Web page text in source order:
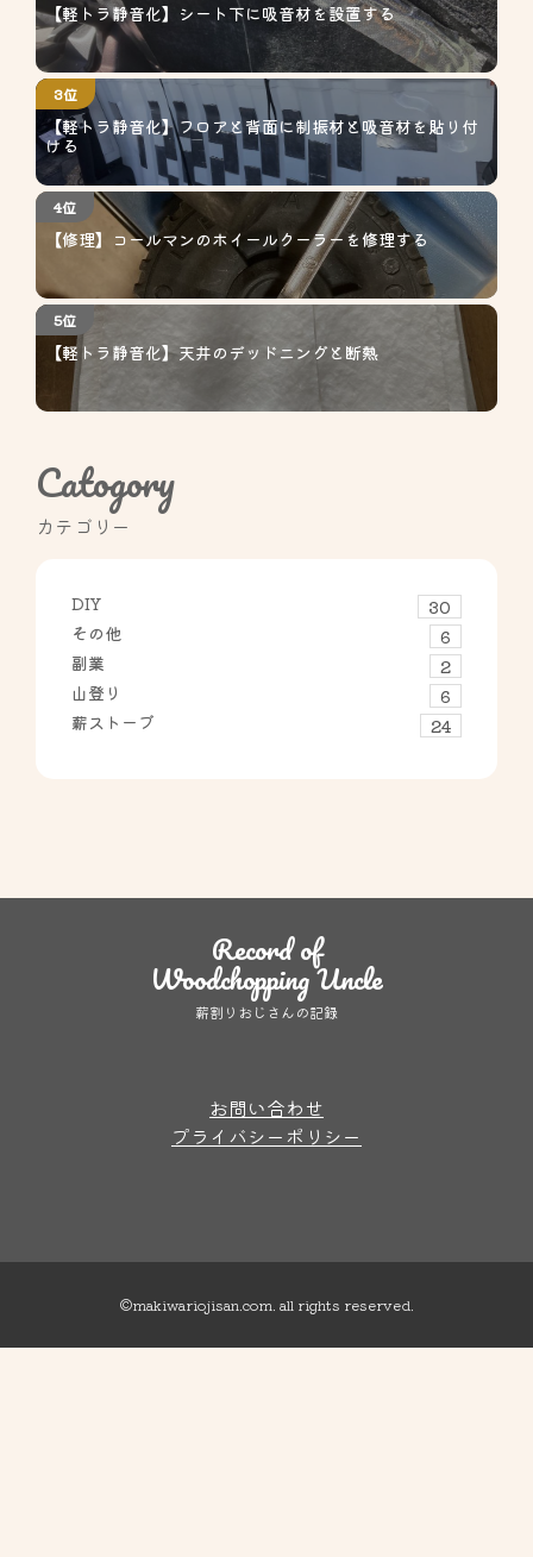
【軽トラ静音化】シート下に吸音材を設置する
3位
【軽トラ静音化】フロアと背面に制振材と吸音材を貼り付
ける
4位
【修理】コールマンのホイールクーラーを修理する
5位
【軽トラ静音化】天井のデッドニングと断熱
Catogory
カテゴリー
DIY
30
その他
6
副業
2
山登り
6
薪ストーブ
24
Record of
Woodchopping Uncle
薪割りおじさんの記録
お問い合わせ
プライバシーポリシー
©makiwariojisan.com. all rights reserved.